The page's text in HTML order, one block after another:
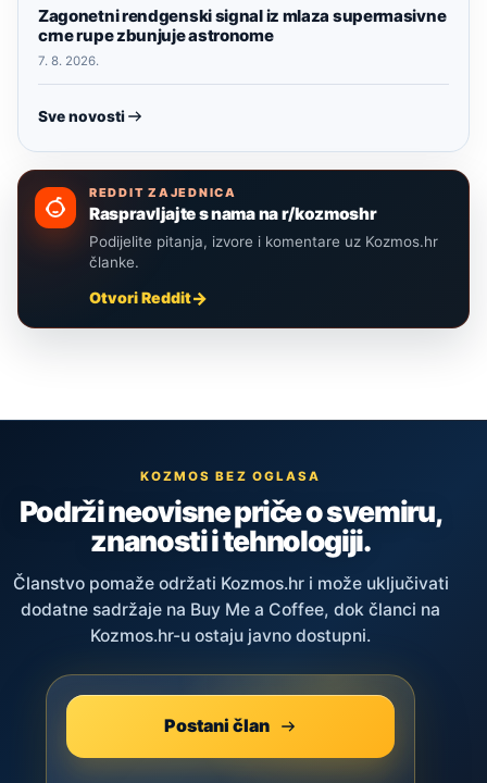
Zagonetni rendgenski signal iz mlaza supermasivne
crne rupe zbunjuje astronome
7. 8. 2026.
Sve novosti
REDDIT ZAJEDNICA
Raspravljajte s nama na r/kozmoshr
Podijelite pitanja, izvore i komentare uz Kozmos.hr
članke.
Otvori Reddit
KOZMOS BEZ OGLASA
Podrži neovisne priče o svemiru,
znanosti i tehnologiji.
Članstvo pomaže održati Kozmos.hr i može uključivati
dodatne sadržaje na Buy Me a Coffee, dok članci na
Kozmos.hr-u ostaju javno dostupni.
Postani član